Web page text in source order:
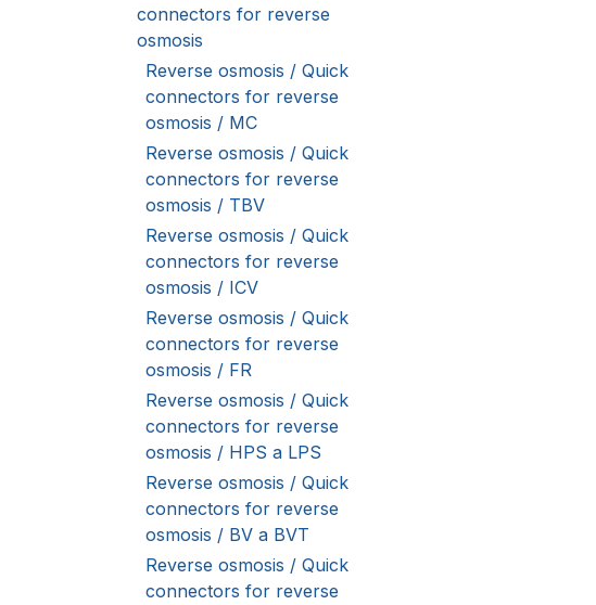
connectors for reverse
osmosis
Reverse osmosis / Quick
connectors for reverse
osmosis / MC
Reverse osmosis / Quick
connectors for reverse
osmosis / TBV
Reverse osmosis / Quick
connectors for reverse
osmosis / ICV
Reverse osmosis / Quick
connectors for reverse
osmosis / FR
Reverse osmosis / Quick
connectors for reverse
osmosis / HPS a LPS
Reverse osmosis / Quick
connectors for reverse
osmosis / BV a BVT
Reverse osmosis / Quick
connectors for reverse